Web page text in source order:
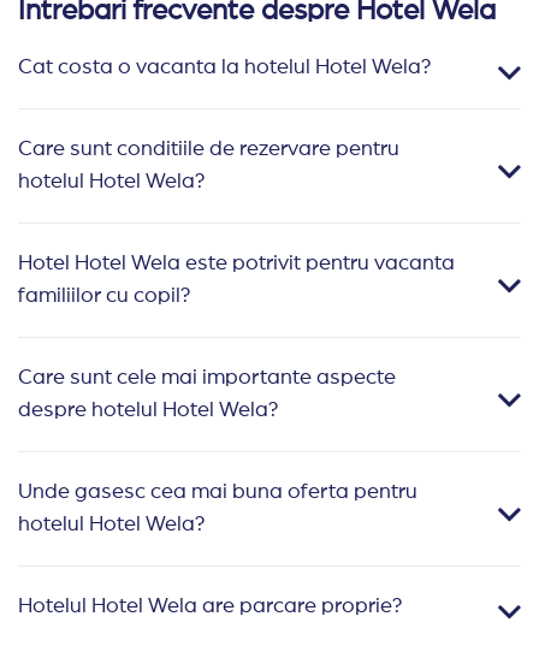
Intrebari frecvente despre Hotel Wela
Cat costa o vacanta la hotelul Hotel Wela?
Care sunt conditiile de rezervare pentru
hotelul Hotel Wela?
Hotel Hotel Wela este potrivit pentru vacanta
familiilor cu copil?
Care sunt cele mai importante aspecte
despre hotelul Hotel Wela?
Unde gasesc cea mai buna oferta pentru
hotelul Hotel Wela?
Hotelul Hotel Wela are parcare proprie?